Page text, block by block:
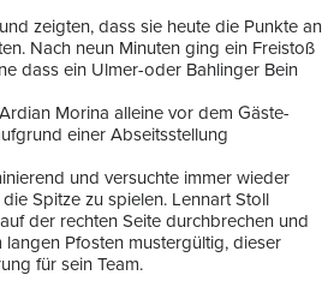
zeigten, dass sie heute die Punkte an
Nach neun Minuten ging ein Freistoß
dass ein Ulmer-oder Bahlinger Bein
Morina alleine vor dem Gäste-
einer Abseitsstellung
und versuchte immer wieder
Spitze zu spielen. Lennart Stoll
der rechten Seite durchbrechen und
Pfosten mustergültig, dieser
für sein Team.